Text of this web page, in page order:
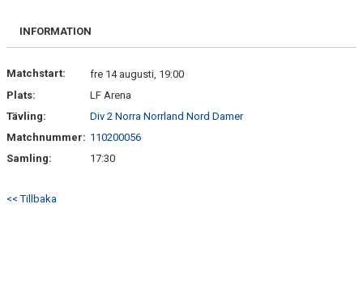
DOKUMENT
INFORMATION
Matchstart:
fre 14 augusti, 19:00
Plats:
LF Arena
Tävling:
Div 2 Norra Norrland Nord Damer
Matchnummer: 110200056
Samling:
17:30
<< Tillbaka